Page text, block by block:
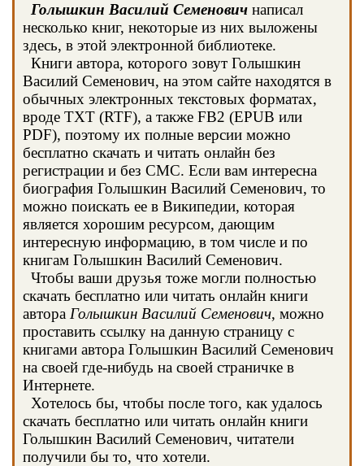
Голышкин Василий Семенович написал
несколько книг, некоторые из них выложены
здесь, в этой электронной библиотеке.
Книги автора, которого зовут Голышкин
Василий Семенович, на этом сайте находятся в
обычных электронных текстовых форматах,
вроде TXT (RTF), а также FB2 (EPUB или
PDF), поэтому их полные версии можно
бесплатно скачать и читать онлайн без
регистрации и без СМС. Если вам интересна
биография Голышкин Василий Семенович, то
можно поискать ее в Википедии, которая
является хорошим ресурсом, дающим
интересную информацию, в том числе и по
книгам Голышкин Василий Семенович.
Чтобы ваши друзья тоже могли полностью
скачать бесплатно или читать онлайн книги
автора Голышкин Василий Семенович, можно
проставить ссылку на данную страницу с
книгами автора Голышкин Василий Семенович
на своей где-нибудь на своей страничке в
Интернете.
Хотелось бы, чтобы после того, как удалось
скачать бесплатно или читать онлайн книги
Голышкин Василий Семенович, читатели
получили бы то, что хотели.